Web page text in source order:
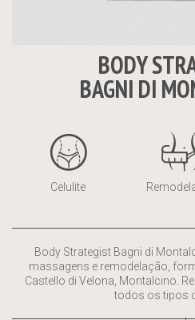
BODY
BAGNI DI
Celulite
Body Strategist Bagni di
massagens e remodelação,
Castello di Velona, Montalcino.
todos os tipos